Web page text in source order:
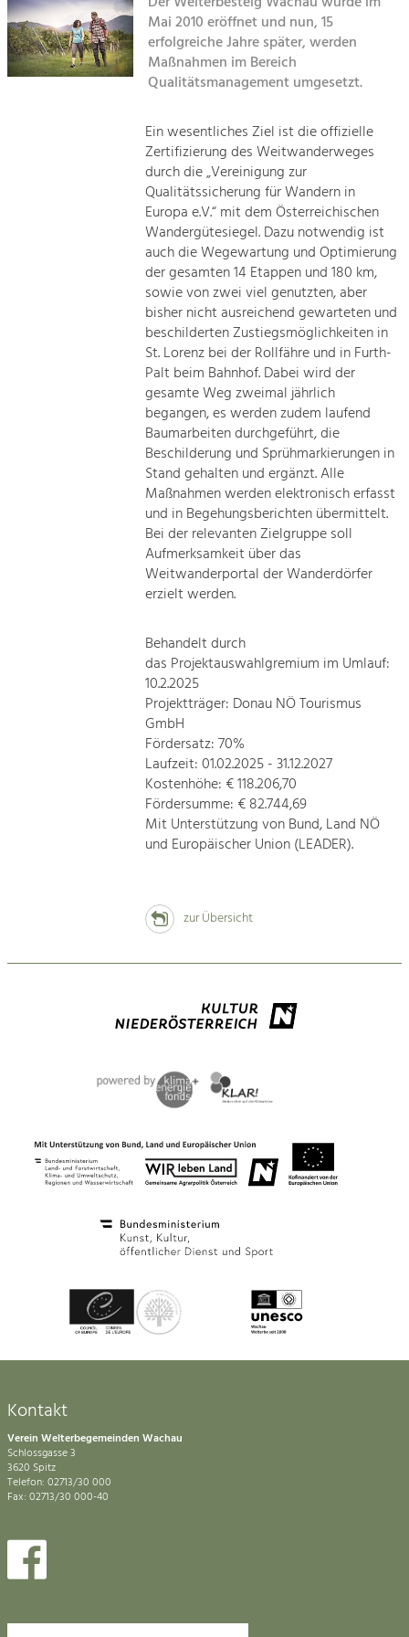
Kirchen am Fluss
Suche
Tourismus
Angebotsentwicklung und
Positionierung.
Kunst & Kultur
Handwerk, Wissenschaft und Forschung.
Soziales, Bildung &
Gleichberechtigung, Jugend und
Mobilität & Energie
Klimawandel, öffentlicher Verkehr und
erneuerbare Energie
Steigerung regionaler Wertschöpfung
Mai 2010 eröffnet und nun, 15
erfolgreiche Jahre später, werden
Maßnahmen im Bereich
Qualitätsmanagement umgesetzt.
Ein wesentliches Ziel ist die offizielle
Zertifizierung des Weitwanderweges
durch die „Vereinigung zur
Qualitätssicherung für Wandern in
Europa e.V.“ mit dem Österreichischen
Wandergütesiegel. Dazu notwendig ist
auch die Wegewartung und Optimierung
der gesamten 14 Etappen und 180 km,
sowie von zwei viel genutzten, aber
bisher nicht ausreichend gewarteten und
beschilderten Zustiegsmöglichkeiten in
St. Lorenz bei der Rollfähre und in Furth-
Palt beim Bahnhof. Dabei wird der
gesamte Weg zweimal jährlich
begangen, es werden zudem laufend
Baumarbeiten durchgeführt, die
Beschilderung und Sprühmarkierungen in
Stand gehalten und ergänzt. Alle
Maßnahmen werden elektronisch erfasst
und in Begehungsberichten übermittelt.
Bei der relevanten Zielgruppe soll
Aufmerksamkeit über das
Weitwanderportal der Wanderdörfer
erzielt werden.
Behandelt durch
das Projektauswahlgremium im Umlauf:
10.2.2025
Projektträger: Donau NÖ Tourismus
GmbH
Fördersatz: 70%
Laufzeit: 01.02.2025 - 31.12.2027
Kostenhöhe: € 118.206,70
Fördersumme: € 82.744,69
Mit Unterstützung von Bund, Land NÖ
und Europäischer Union (LEADER).
zur Übersicht
Kontakt
Verein Welterbegemeinden Wachau
Schlossgasse 3
3620 Spitz
Telefon: 02713/30 000
Fax: 02713/30 000-40